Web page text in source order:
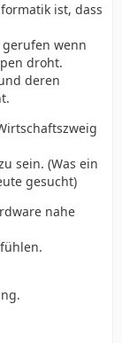
ist, dass
wenn
droht.
deren
sein. (Was ein
gesucht)
nahe